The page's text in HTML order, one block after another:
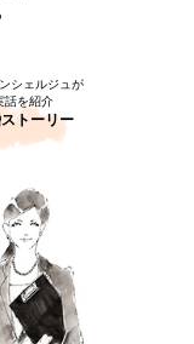
シェルジュが
話を紹介
トーリー